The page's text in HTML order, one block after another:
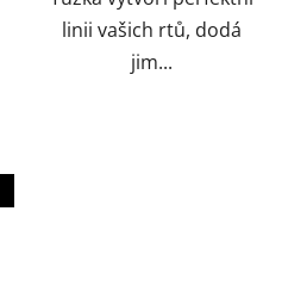
linii vašich rtů, dodá
jim...